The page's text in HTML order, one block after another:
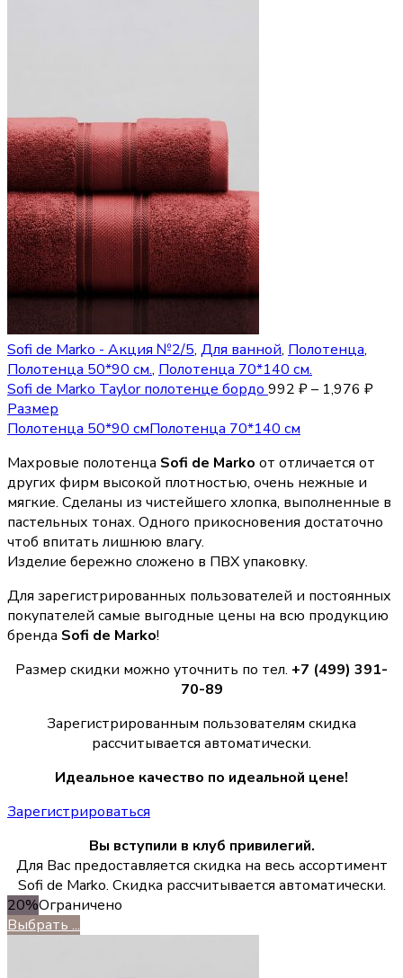
Sofi de Marko - Акция №2/5, Для ванной, Полотенца,
Полотенца 50*90 см., Полотенца 70*140 см.
Sofi de Marko Taylor полотенце бордо 992 ₽– 1,976 ₽
Размер
Полотенца 50*90 смПолотенца 70*140 см
Махровые полотенца Sofi de Marko от отличается от
других фирм высокой плотностью, очень нежные и
мягкие. Сделаны из чистейшего хлопка, выполненные в
пастельных тонах. Одного прикосновения достаточно
чтоб впитать лишнюю влагу.
Изделие бережно сложено в ПВХ упаковку.
Для зарегистрированных пользователей и постоянных
покупателей самые выгодные цены на всю продукцию
бренда Sofi de Marko!
Размер скидки можно уточнить по тел. +7 (499) 391-
70-89
Зарегистрированным пользователям скидка
рассчитывается автоматически.
Идеальное качество по идеальной цене!
Зарегистрироваться
Вы вступили в клуб привилегий.
Для Вас предоставляется скидка на весь ассортимент
Sofi de Marko. Скидка рассчитывается автоматически.
20%Ограничено
Выбрать ...